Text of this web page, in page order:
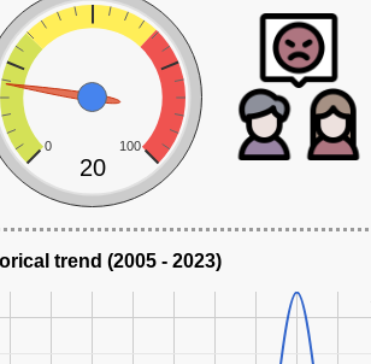
0 100
20
trend (2005 - 2023)